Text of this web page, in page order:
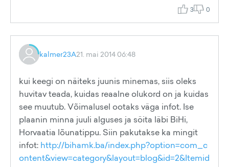
3 0
kalmer23A21. mai 2014 06:48
kui keegi on näiteks juunis minemas, siis oleks
huvitav teada, kuidas reaalne olukord on ja kuidas
see muutub. Võimalusel ootaks väga infot. Ise
plaanin minna juuli alguses ja söita läbi BiHi,
Horvaatia lõunatippu. Siin pakutakse ka mingit
infot: http://bihamk.ba/index.php?option=com_c
ontent&view=category&layout=blog&id=2&Itemid